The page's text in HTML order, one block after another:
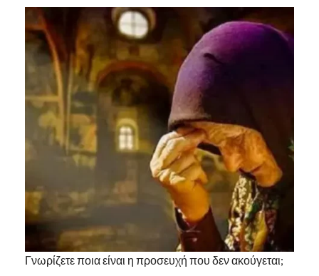
Γνωρίζετε ποια είναι η προσευχή που δεν ακούγεται;